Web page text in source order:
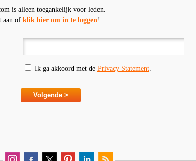
is alleen toegankelijk voor leden.
aan of klik hier om in te loggen!
Ik ga akkoord met de Privacy Statement.